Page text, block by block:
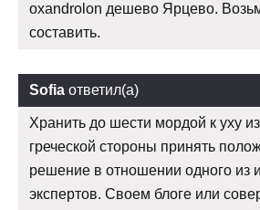
oxandrolon дешево Ярцево.
составить.
Sofia ответил(а)
Хранить до шести мордой к уху
греческой стороны принять
решение в отношении одного из
экспертов. Своем блоге или